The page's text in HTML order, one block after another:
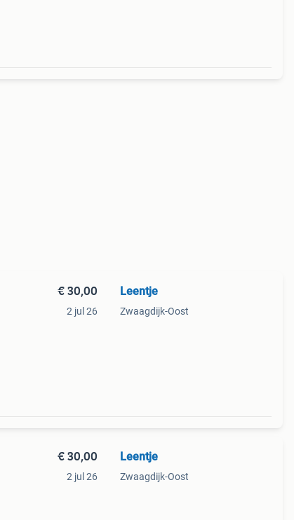
€ 30,00
2 jul 26
Leentje
Zwaagdijk-Oost
€ 30,00
2 jul 26
Leentje
Zwaagdijk-Oost